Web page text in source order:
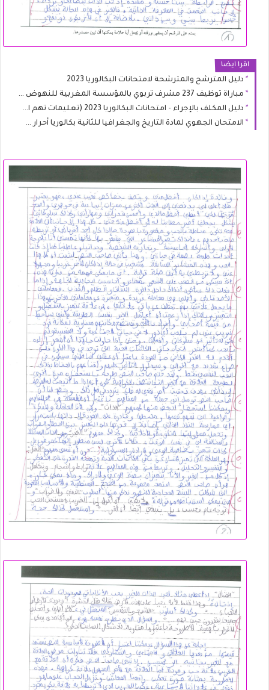
اقرا ايضا
دليل المترشح والمترشحة لامتحانات البكالوريا 2023
مباراة توظيف 237 مشرف تربوي بالمؤسسة المغربية للنهوض بالتعليم الأولي
دليل المكلف بالإجراء - امتحانات البكالوريا 2023 (تعليمات تهم الأساتذة المكلفين بالحراسة)
الامتحان الجهوي لمادة التاريخ والجغرافيا للثانية بكالوريا أحرار شعبة الاقتصاد والعلوم الشرعية 2022